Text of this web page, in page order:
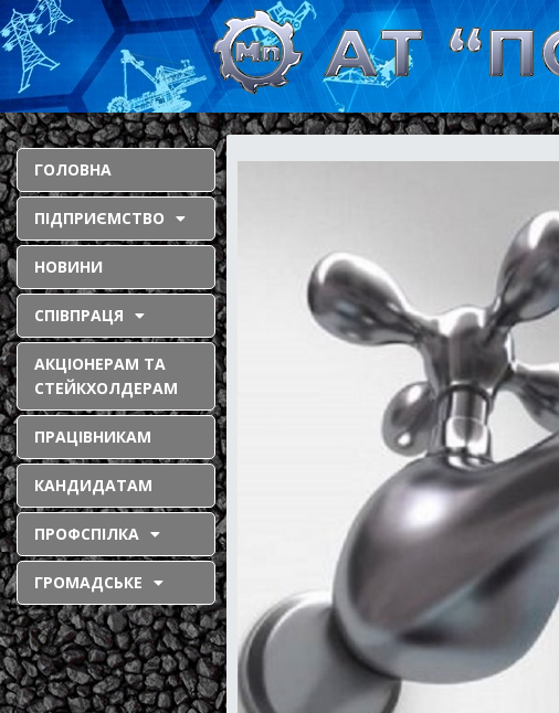
ГОЛОВНА
ПІДПРИЄМСТВО
НОВИНИ
СПІВПРАЦЯ
АКЦІОНЕРАМ ТА
СТЕЙКХОЛДЕРАМ
ПРАЦІВНИКАМ
КАНДИДАТАМ
ПРОФСПІЛКА
ГРОМАДСЬКЕ